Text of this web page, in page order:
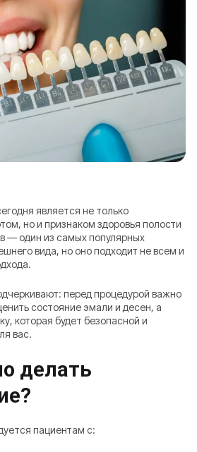
является не только
но и признаком здоровья полости
— один из самых популярных
вида, но оно подходит не всем и
перед процедурой важно
состояние эмали и десен, а
которая будет безопасной и
вас.
делать
пациентам с: